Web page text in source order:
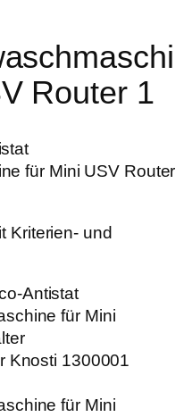
Router 1
für Mini USV Router
Kriterien- und
Knosti 1300001
für Mini